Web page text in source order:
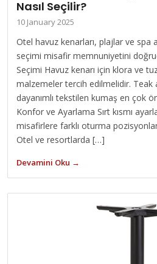
Nasıl Seçilir?
10 January 2025
Otel havuz kenarları, plajlar ve spa
seçimi misafir memnuniyetini
Seçimi Havuz kenarı için klora ve
malzemeler tercih edilmelidir. Teak
dayanımlı tekstilen kumaş en çok
Konfor ve Ayarlama Sırt kısmı
misafirlere farklı oturma
Otel ve resortlarda […]
Devamini Oku →